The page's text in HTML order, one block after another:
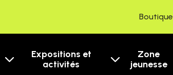
Boutique
Expositions et
activités
Zone
jeunesse